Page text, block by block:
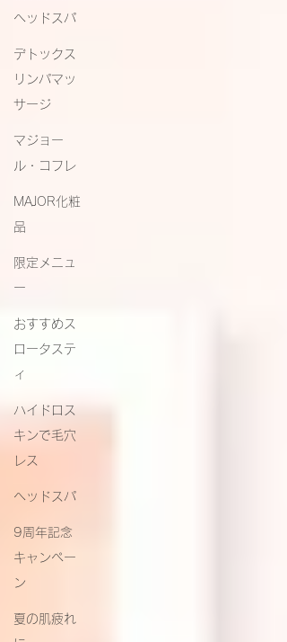
ヘッドスパ
デトックス
リンパマッ
サージ
マジョー
ル・コフレ
MAJOR化粧
品
限定メニュ
ー
おすすめス
ロータステ
ィ
ハイドロス
キンで毛穴
レス
ヘッドスパ
9周年記念
キャンペー
ン
夏の肌疲れ